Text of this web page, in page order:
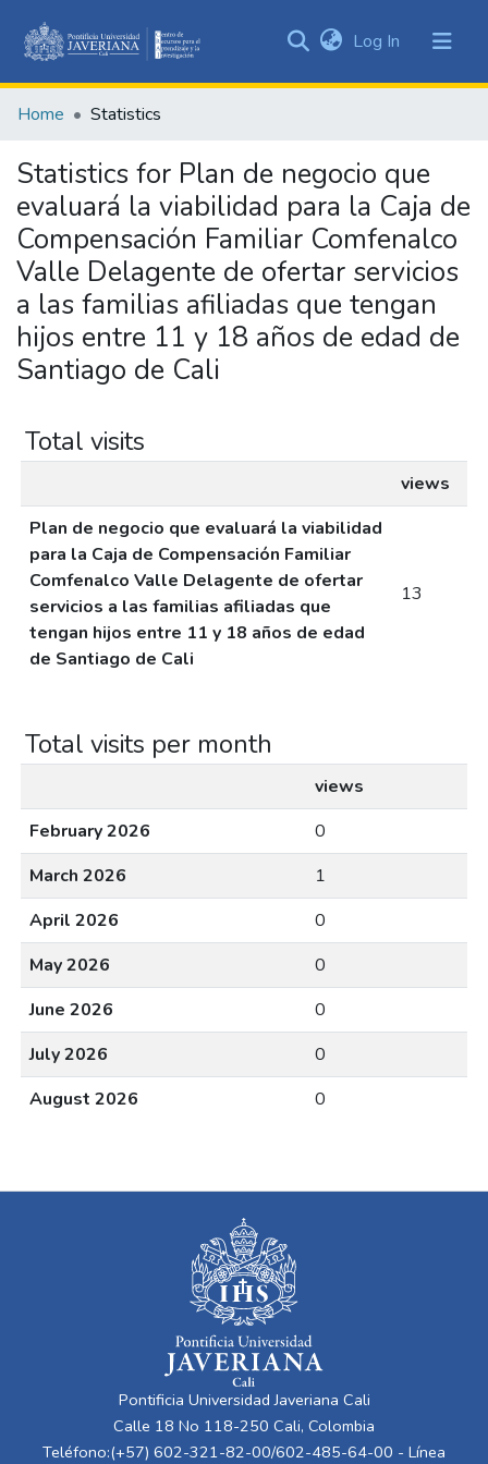
&
All of DSpace
Log In (current)
Home Statistics
Statistics for Plan de negocio que
evaluará la viabilidad para la Caja de
Compensación Familiar Comfenalco
Valle Delagente de ofertar servicios
a las familias afiliadas que tengan
hijos entre 11 y 18 años de edad de
Santiago de Cali
Total visits
views
Plan de negocio que evaluará la viabilidad
para la Caja de Compensación Familiar
Comfenalco Valle Delagente de ofertar
servicios a las familias afiliadas que
tengan hijos entre 11 y 18 años de edad
de Santiago de Cali
13
Total visits per month
views
February 2026
0
March 2026
1
April 2026
0
May 2026
0
June 2026
0
July 2026
0
August 2026
0
Pontificia Universidad Javeriana Cali
Calle 18 No 118-250 Cali, Colombia
Teléfono:(+57) 602-321-82-00/602-485-64-00 - Línea